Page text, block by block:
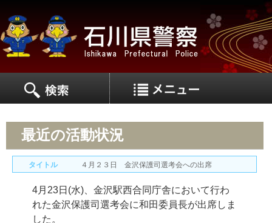
最近の活動状況
タイトル ４月２３日 金沢保護司選考会への出席
4月23日(水)、金沢駅西合同庁舎において行わ
れた金沢保護司選考会に和田委員長が出席しま
した。